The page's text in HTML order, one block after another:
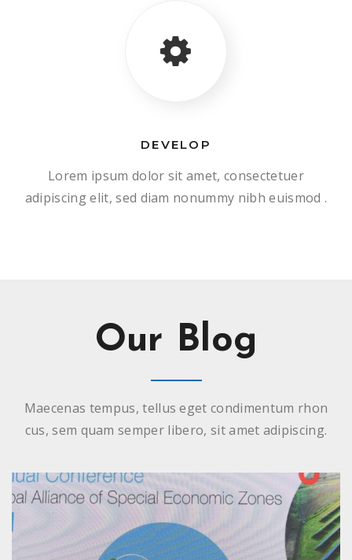
DEVELOP
Lorem ipsum dolor sit amet, consectetuer
adipiscing elit, sed diam nonummy nibh euismod .
Our Blog
Maecenas tempus, tellus eget condimentum rhon
cus, sem quam semper libero, sit amet adipiscing.